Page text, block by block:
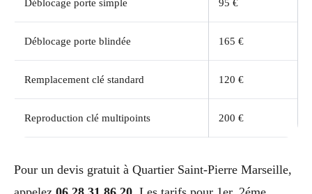
Déblocage porte simple 95 €
Déblocage porte blindée 165 €
Remplacement clé standard 120 €
Reproduction clé multipoints 200 €
Pour un devis gratuit à Quartier Saint-Pierre Marseille,